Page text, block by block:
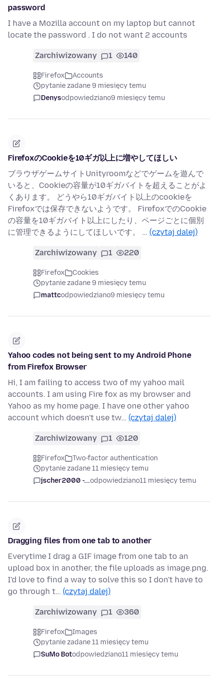
password
I have a Mozilla account on my laptop but cannot
locate the password . I do not want 2 accounts
Zarchiwizowany 1 140
Firefox
Accounts
pytanie zadane 9 miesięcy temu
Denysodpowiedziano9 miesięcy temu
FirefoxのCookieを10ギガ以上に増やしてほしい
ブラウザゲームサイトUnityroomなどでゲームを遊んで
いると、Cookieの容量が10ギガバイトを超えることがよ
くあります。 どうやら10ギガバイト以上のcookieを
Firefoxでは保存できないようです。 FirefoxでのCookie
の容量を10ギガバイト以上にしたり、ページごとに個別
に管理できるようにしてほしいです。 … (czytaj dalej)
Zarchiwizowany 1 220
Firefox
Cookies
pytanie zadane 9 miesięcy temu
mattcodpowiedziano9 miesięcy temu
Yahoo codes not being sent to my Android Phone
from Firefox Browser
Hi, I am failing to access two of my yahoo mail
accounts. I am using Fire fox as my browser and
Yahoo as my home page. I have one other yahoo
account which doesn't use tw… (czytaj dalej)
Zarchiwizowany 1 120
Firefox
Two-factor authentication
pytanie zadane 11 miesięcy temu
jscher2000 -...odpowiedziano11 miesięcy temu
Dragging files from one tab to another
Everytime I drag a GIF image from one tab to an
upload box in another, the file uploads as image.png.
I'd love to find a way to solve this so I don't have to
go through t… (czytaj dalej)
Zarchiwizowany 1 360
Firefox
Images
pytanie zadane 11 miesięcy temu
SuMo Botodpowiedziano11 miesięcy temu